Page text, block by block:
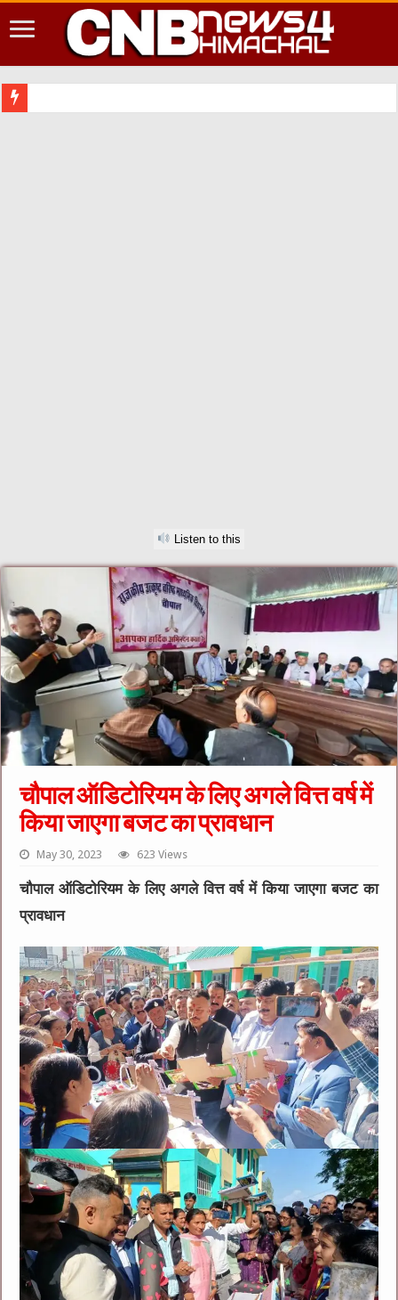
Listen to this
चौपाल ऑडिटोरियम के लिए अगले वित्त वर्ष में
किया जाएगा बजट का प्रावधान
May 30, 2023 623 Views
चौपाल ऑडिटोरियम के लिए अगले वित्त वर्ष में किया जाएगा बजट का
प्रावधान